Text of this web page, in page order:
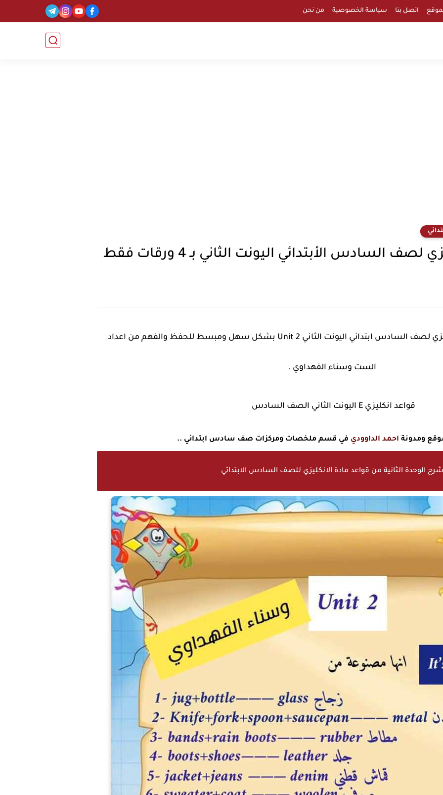
اتصل بنا سياسة الخصوصية من نحن
السادس الأبتدائي اليونت الثاني بـ 4 ورقات فقط
مختصر شرح قواعد اللغة الانكليزي لصف السادس ابتدائي اليونت الثاني Unit 2 بشكل سهل ومبسط للحفظ والفهم من اعداد
الست وسناء الفهداوي .
قواعد انكليزي E اليونت الثاني الصف السادس
ومدونة احمد الداوودي في قسم ملخصات ومركزات صف سادس ابتدائي ..
شرح الوحدة الثانية من قواعد مادة الانكليزي للصف السادس الابتدائي